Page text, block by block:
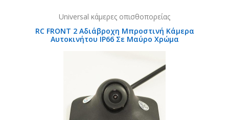
Universal κάμερες οπισθοπορείας
RC FRONT 2 Αδιάβροχη Μπροστινή Κάμερα
Αυτοκινήτου IP66 Σε Μαύρο Χρώμα